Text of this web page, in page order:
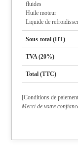
fluides
Huile moteur
Liquide de
Sous-total (HT)
TVA (20%)
Total (TTC)
[Conditions de
Merci de votre